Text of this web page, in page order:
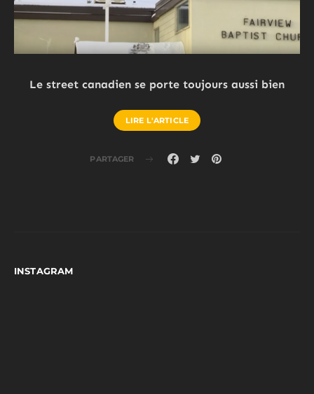
Le street canadien se porte toujours aussi bien
LIRE L'ARTICLE
PARTAGER
INSTAGRAM